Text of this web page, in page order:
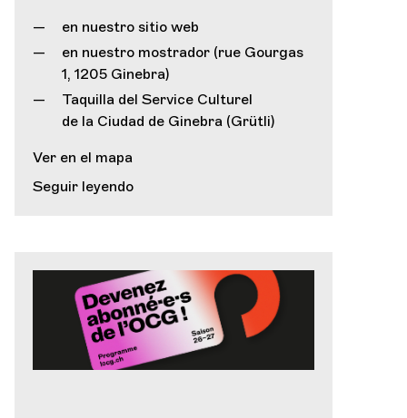
en nuestro sitio web
en nuestro mostrador (rue Gourgas
1, 1205 Ginebra)
Taquilla del Service Culturel
de la Ciudad de Ginebra (Grütli)
Ver en el mapa
Seguir leyendo